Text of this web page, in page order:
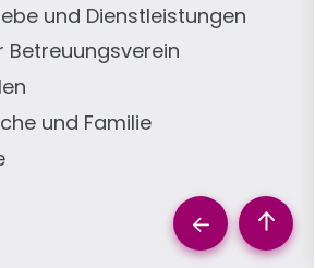
und Familie
Betreuungsverein
und Dienstleistungen